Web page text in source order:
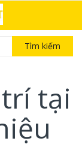
Tìm kiếm
tại